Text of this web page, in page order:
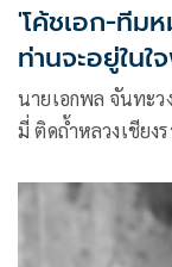
'โค้ชเอก-ทีม
ท่านจะอยู่ใน
นายเอกพล จันทะว
มี่ ติดถ้ำหลวงเชียง